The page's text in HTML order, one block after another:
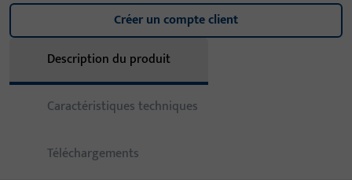
Créer un compte client
Description du produit
Caractéristiques techniques
Téléchargements